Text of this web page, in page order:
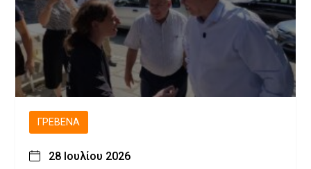
ΓΡΕΒΕΝΆ
28 Ιουλίου 2026